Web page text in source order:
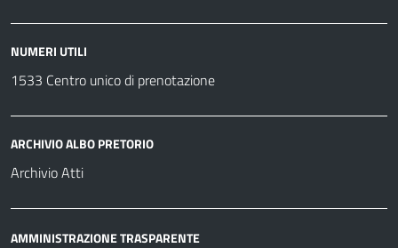
NUMERI UTILI
1533 Centro unico di prenotazione
ARCHIVIO ALBO PRETORIO
Archivio Atti
AMMINISTRAZIONE TRASPARENTE